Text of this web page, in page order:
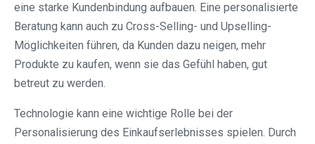
eine starke Kundenbindung aufbauen. Eine personalisierte
Beratung kann auch zu Cross-Selling- und Upselling-
Möglichkeiten führen, da Kunden dazu neigen, mehr
Produkte zu kaufen, wenn sie das Gefühl haben, gut
betreut zu werden.
Technologie kann eine wichtige Rolle bei der
Personalisierung des Einkaufserlebnisses spielen. Durch